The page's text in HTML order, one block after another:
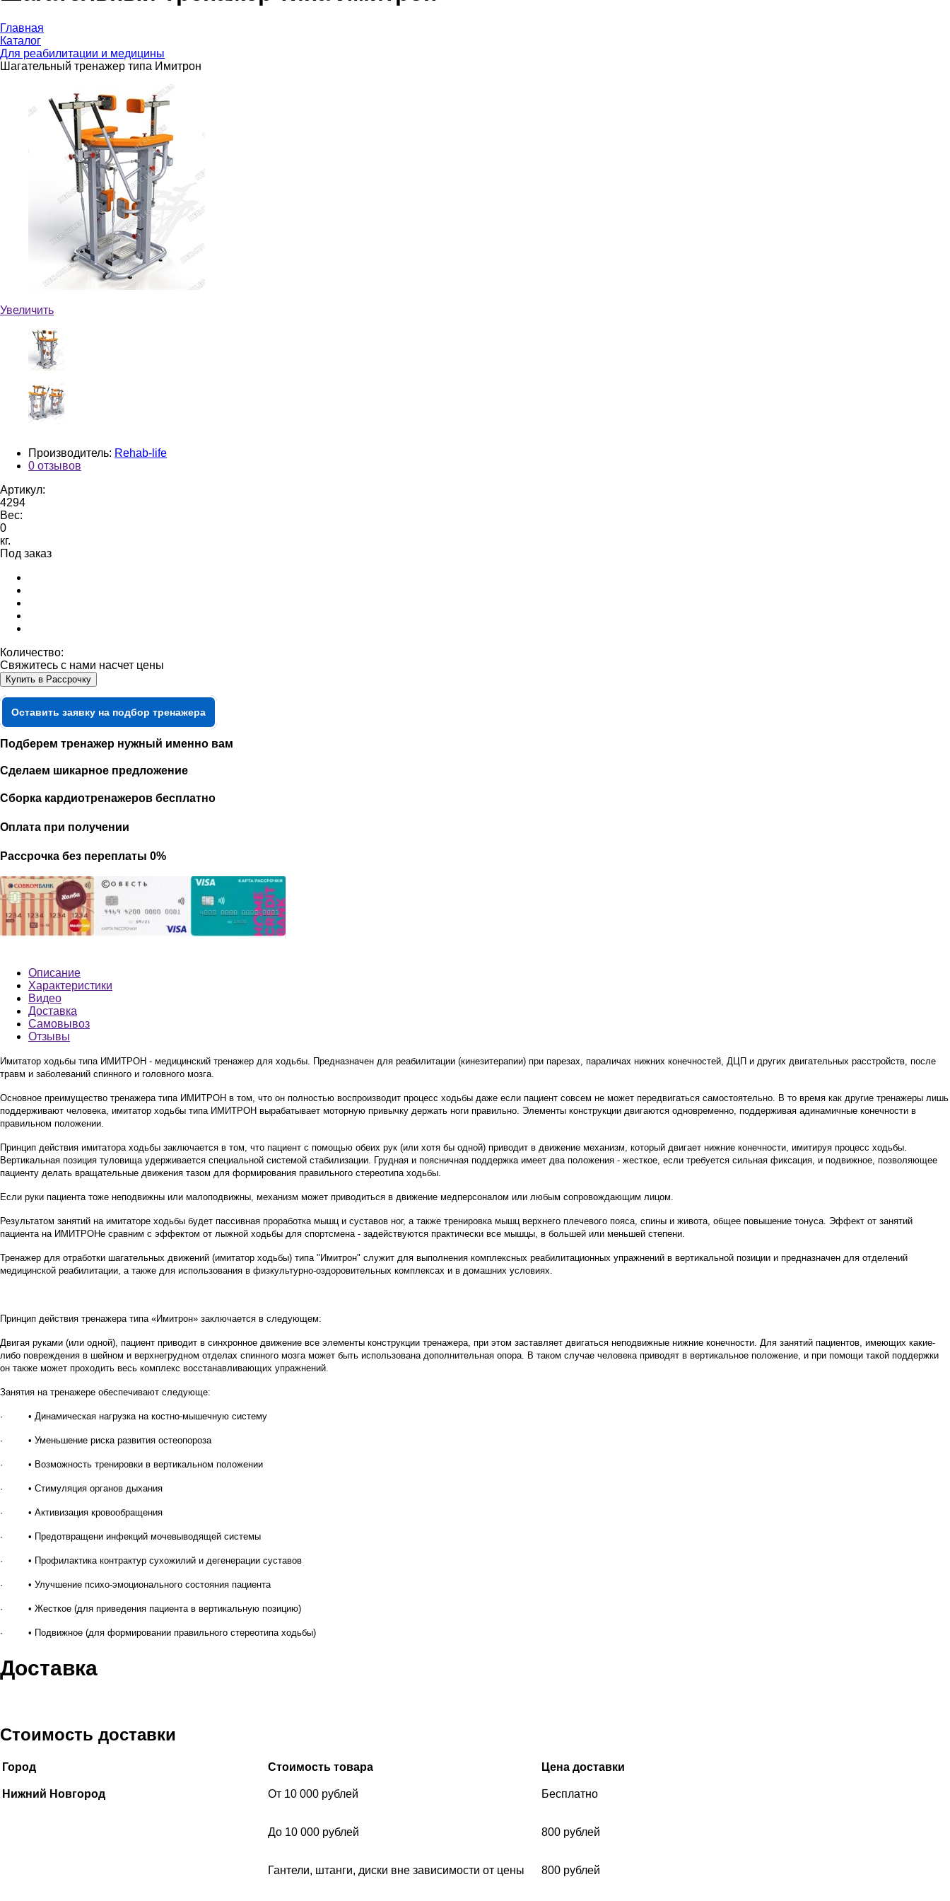
Главная
Каталог
Для реабилитации и медицины
Шагательный тренажер типа Имитрон
Увеличить
Производитель: Rehab-life
0 отзывов
Артикул:
4294
Вес:
0
кг.
Под заказ
Количество:
Свяжитесь с нами насчет цены
Купить в Рассрочку
Оставить заявку на подбор тренажера
Подберем тренажер нужный именно вам
Сделаем шикарное предложение
Сборка кардиотренажеров бесплатно
Оплата при получении
Рассрочка без переплаты 0%
Описание
Характеристики
Видео
Доставка
Самовывоз
Отзывы
Имитатор ходьбы типа ИМИТРОН - медицинский тренажер для ходьбы. Предназначен для реабилитации (кинезитерапии) при парезах, параличах нижних конечностей, ДЦП и других двигательных расстройств, после
травм и заболеваний спинного и головного мозга.
Основное преимущество тренажера типа ИМИТРОН в том, что он полностью воспроизводит процесс ходьбы даже если пациент совсем не может передвигаться самостоятельно. В то время как другие тренажеры лишь
поддерживают человека, имитатор ходьбы типа ИМИТРОН вырабатывает моторную привычку держать ноги правильно. Элементы конструкции двигаются одновременно, поддерживая адинамичные конечности в
правильном положении.
Принцип действия имитатора ходьбы заключается в том, что пациент с помощью обеих рук (или хотя бы одной) приводит в движение механизм, который двигает нижние конечности, имитируя процесс ходьбы.
Вертикальная позиция туловища удерживается специальной системой стабилизации. Грудная и поясничная поддержка имеет два положения - жесткое, если требуется сильная фиксация, и подвижное, позволяющее
пациенту делать вращательные движения тазом для формирования правильного стереотипа ходьбы.
Если руки пациента тоже неподвижны или малоподвижны, механизм может приводиться в движение медперсоналом или любым сопровождающим лицом.
Результатом занятий на имитаторе ходьбы будет пассивная проработка мышц и суставов ног, а также тренировка мышц верхнего плечевого пояса, спины и живота, общее повышение тонуса. Эффект от занятий
пациента на ИМИТРОНе сравним с эффектом от лыжной ходьбы для спортсмена - задействуются практически все мышцы, в большей или меньшей степени.
Тренажер для отработки шагательных движений (имитатор ходьбы) типа "Имитрон" служит для выполнения комплексных реабилитационных упражнений в вертикальной позиции и предназначен для отделений
медицинской реабилитации, а также для использования в физкультурно-оздоровительных комплексах и в домашних условиях.
Принцип действия тренажера типа «Имитрон» заключается в следующем:
Двигая руками (или одной), пациент приводит в синхронное движение все элементы конструкции тренажера, при этом заставляет двигаться неподвижные нижние конечности. Для занятий пациентов, имеющих какие-
либо повреждения в шейном и верхнегрудном отделах спинного мозга может быть использована дополнительная опора. В таком случае человека приводят в вертикальное положение, и при помощи такой поддержки
он также может проходить весь комплекс восстанавливающих упражнений.
Занятия на тренажере обеспечивают следующе:
· • Динамическая нагрузка на костно-мышечную систему
· • Уменьшение риска развития остеопороза
· • Возможность тренировки в вертикальном положении
· • Стимуляция органов дыхания
· • Активизация кровообращения
· • Предотвращени инфекций мочевыводящей системы
· • Профилактика контрактур сухожилий и дегенерации суставов
· • Улучшение психо-эмоционального состояния пациента
· • Жесткое (для приведения пациента в вертикальную позицию)
· • Подвижное (для формировании правильного стереотипа ходьбы)
Доставка
Стоимость доставки
Город Стоимость товара Цена доставки
Нижний Новгород От 10 000 рублей Бесплатно
До 10 000 рублей 800 рублей
Гантели, штанги, диски вне зависимости от цены 800 рублей